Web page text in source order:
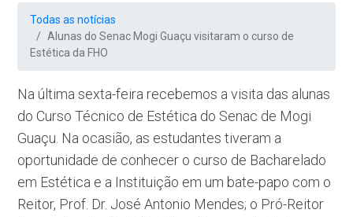
Todas as notícias
Alunas do Senac Mogi Guaçu visitaram o curso de
Estética da FHO
Na última sexta-feira recebemos a visita das alunas
do Curso Técnico de Estética do Senac de Mogi
Guaçu. Na ocasião, as estudantes tiveram a
oportunidade de conhecer o curso de Bacharelado
em Estética e a Instituição em um bate-papo com o
Reitor, Prof. Dr. José Antonio Mendes; o Pró-Reitor